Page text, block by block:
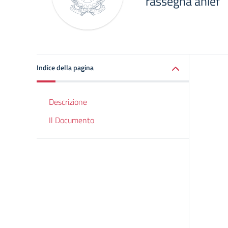
Indice della pagina
Descrizione
Il Documento